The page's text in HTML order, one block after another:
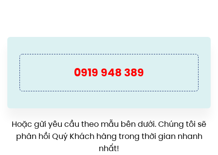
0919 948 389
Hoặc gửi yêu cầu theo mẫu bên dưới. Chúng tôi sẽ
phản hồi Quý Khách hàng trong thời gian nhanh
nhất!